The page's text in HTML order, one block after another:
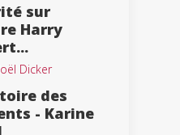
sur
Harry
Dicker
des
- Karine